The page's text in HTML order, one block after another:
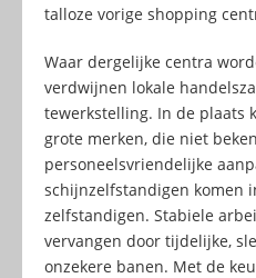
talloze vorige shopping
Waar dergelijke centra
verdwijnen lokale
tewerkstelling. In de plaats
grote merken, die niet
personeelsvriendelijke
schijnzelfstandigen komen
zelfstandigen. Stabiele
vervangen door tijdelijke,
onzekere banen. Met de